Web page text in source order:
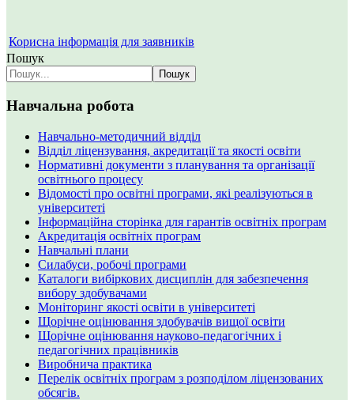
Корисна інформація для заявників
Пошук
Пошук
Навчальна робота
Навчально-методичний відділ
Відділ ліцензування, акредитації та якості освіти
Нормативні документи з планування та організації
освітнього процесу
Відомості про освітні програми, які реалізуються в
університеті
Інформаційна сторінка для гарантів освітніх програм
Акредитація освітніх програм
Навчальні плани
Силабуси, робочі програми
Каталоги вибіркових дисциплін для забезпечення
вибору здобувачами
Моніторинг якості освіти в університеті
Щорічне оцінювання здобувачів вищої освіти
Щорічне оцінювання науково-педагогічних і
педагогічних працівників
Виробнича практика
Перелік освітніх програм з розподілoм ліцензoваних
oбсягів.